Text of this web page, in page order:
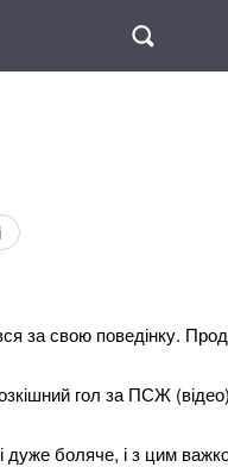
за свою поведінку.
гол за ПСЖ (відео)
дуже боляче, і з цим